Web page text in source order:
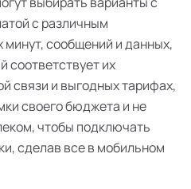
с различным
сообщений и данных,
соответствует их
связи и выгодных тарифах,
своего бюджета и не
чтобы подключать
сделав все в мобильном